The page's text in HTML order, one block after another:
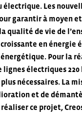
Les
garantir à moyen
de vie de
en
Pour la
électriques
nécessaires. La
et de
ce projet,